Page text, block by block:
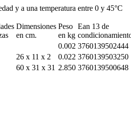
y a una temperatura entre 0 y 45°C
Dimensiones
en cm.
Peso
en kg
Ean 13 de
0.002 3760139502444
26 x 11 x 2 0.022 3760139503250
60 x 31 x 31 2.850 3760139500648